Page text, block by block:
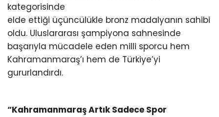
kategorisinde
elde ettiği üçüncülükle bronz madalyanın sahibi
oldu. Uluslararası şampiyona sahnesinde
başarıyla mücadele eden milli sporcu hem
Kahramanmaraş’ı hem de Türkiye’yi
gururlandırdı.
“Kahramanmaraş Artık Sadece Spor